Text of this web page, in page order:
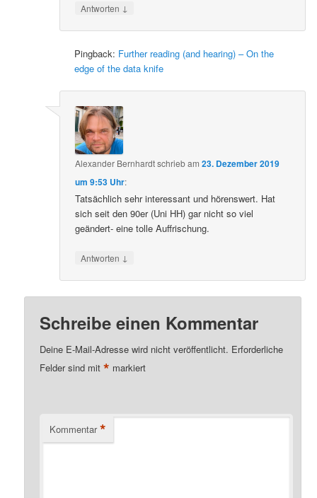
Antworten ↓
Pingback: Further reading (and hearing) – On the
edge of the data knife
Alexander Bernhardtschriebam23. Dezember 2019
um 9:53 Uhr:
Tatsächlich sehr interessant und hörenswert. Hat
sich seit den 90er (Uni HH) gar nicht so viel
geändert- eine tolle Auffrischung.
Antworten ↓
Schreibe einen Kommentar
Deine E-Mail-Adresse wird nicht veröffentlicht. Erforderliche
Felder sind mit* markiert
Kommentar *